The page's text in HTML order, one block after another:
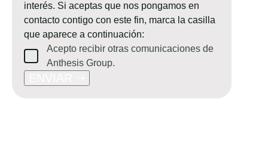
interés. Si aceptas que nos pongamos en
contacto contigo con este fin, marca la casilla
que aparece a continuación:
Acepto recibir otras comunicaciones de
Anthesis Group.